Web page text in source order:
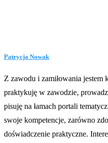
Patrycja Nowak
Z zawodu i zamiłowania
praktykuję w zawodzie,
pisuję na łamach portali
swoje kompetencje, zarówno
doświadczenie praktyczne.